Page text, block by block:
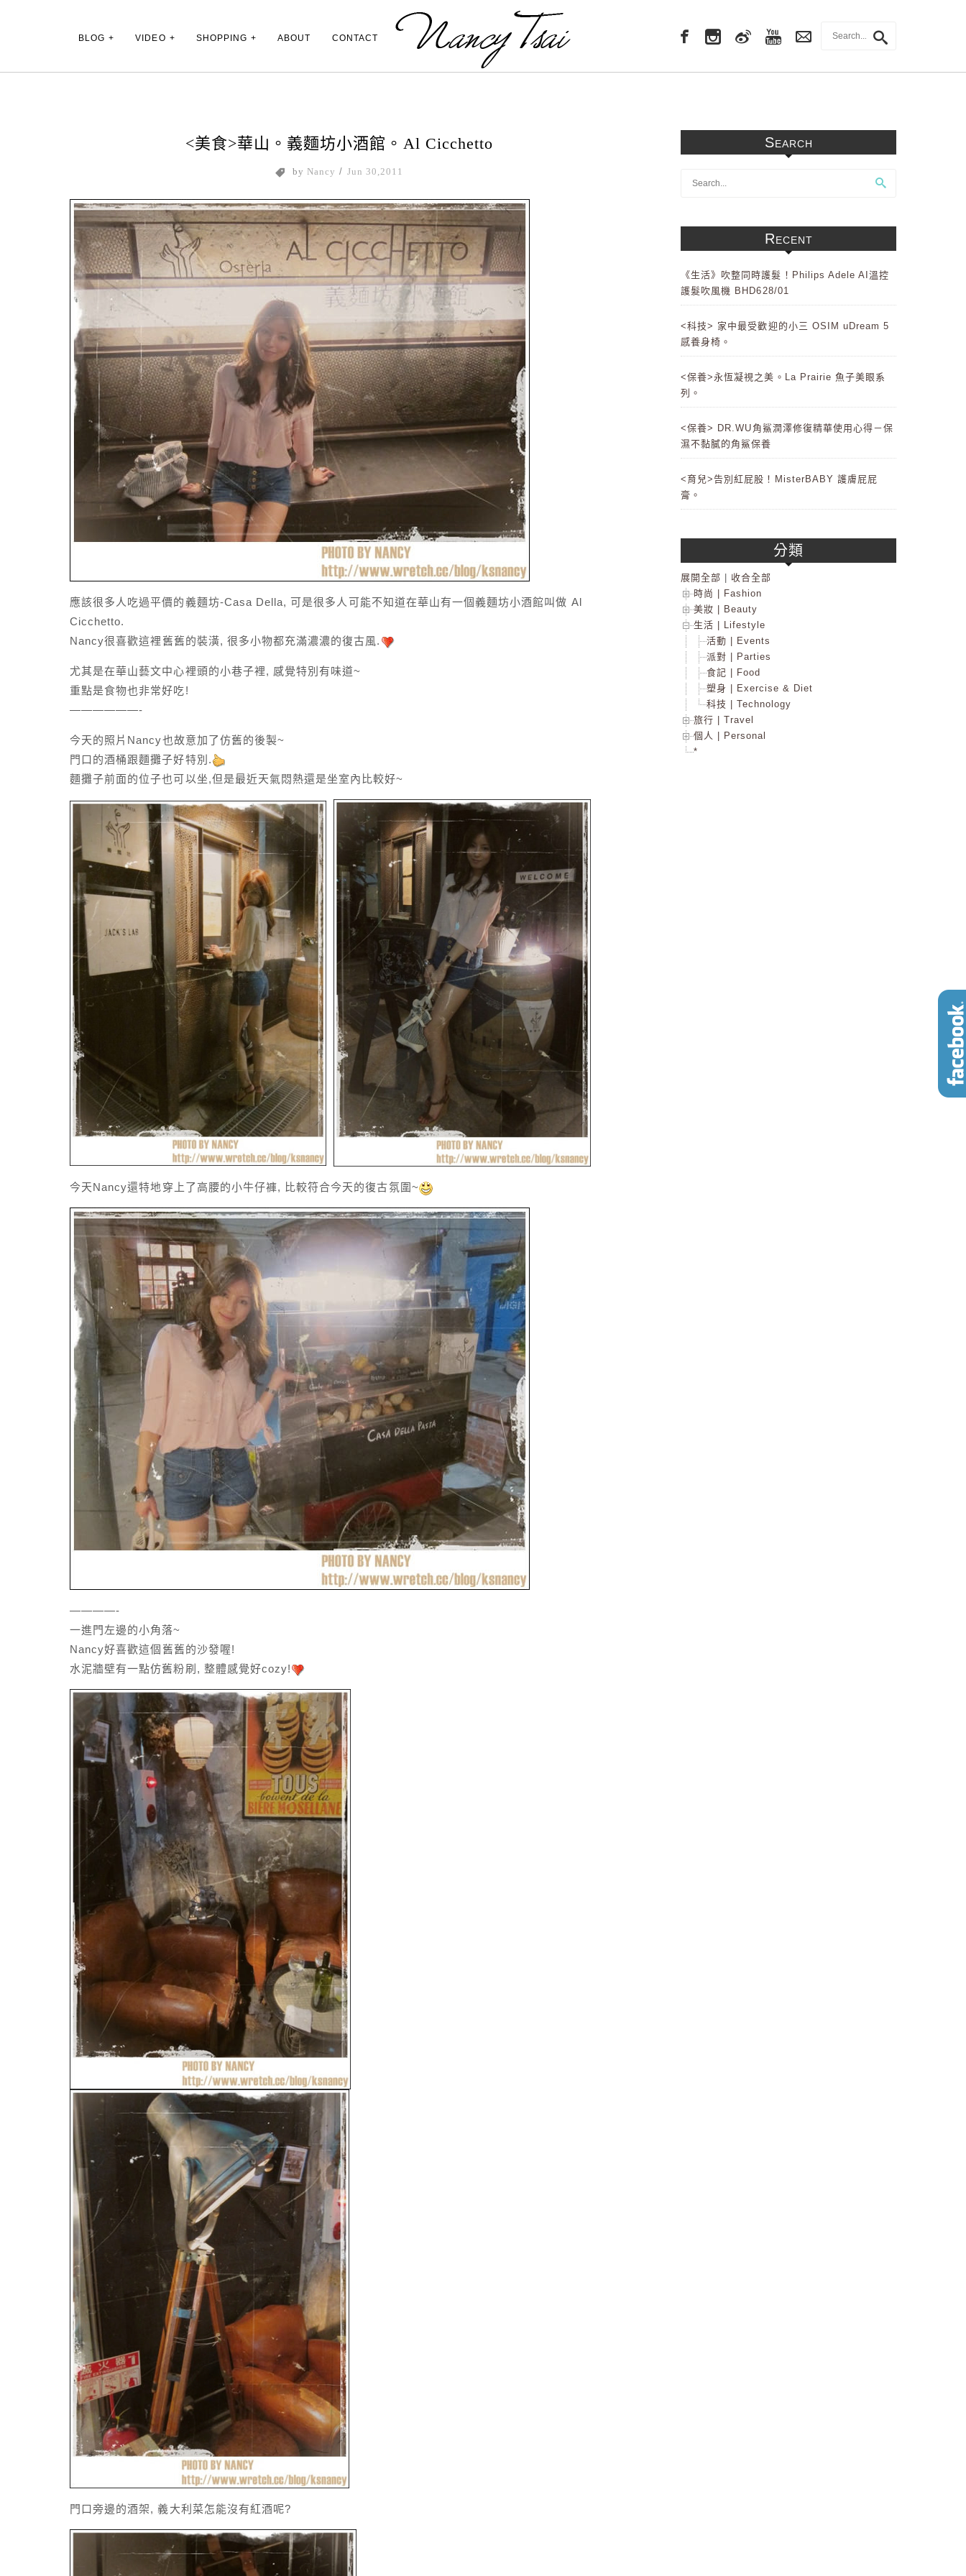
Main Menu
BLOG VIDEO SHOPPING ABOUT CONTACT
<美食>華山。義麵坊小酒館。Al Cicchetto
by Nancy / Jun 30,2011
應該很多人吃過平價的義麵坊-Casa Della, 可是很多人可能不知道在華山有一個義麵坊小酒館叫做 Al
Cicchetto.
Nancy很喜歡這裡舊舊的裝潢, 很多小物都充滿濃濃的復古風.
尤其是在華山藝文中心裡頭的小巷子裡, 感覺特別有味道~
重點是食物也非常好吃!
——————-
今天的照片Nancy也故意加了仿舊的後製~
門口的酒桶跟麵攤子好特別.
麵攤子前面的位子也可以坐,但是最近天氣悶熱還是坐室內比較好~
今天Nancy還特地穿上了高腰的小牛仔褲, 比較符合今天的復古氛圍~
————-
一進門左邊的小角落~
Nancy好喜歡這個舊舊的沙發喔!
水泥牆壁有一點仿舊粉刷, 整體感覺好cozy!
門口旁邊的酒架, 義大利菜怎能沒有紅酒呢?
Search
Recent
《生活》吹整同時護髮！Philips Adele AI溫控
護髮吹風機 BHD628/01
<科技> 家中最受歡迎的小三 OSIM uDream 5
感養身椅。
<保養>永恆凝視之美。La Prairie 魚子美眼系
列。
<保養> DR.WU角鯊潤澤修復精華使用心得－保
濕不黏膩的角鯊保養
<育兒>告別紅屁股！MisterBABY 護膚屁屁
膏。
分類
展開全部
收合全部
時尚 | Fashion
美妝 | Beauty
生活 | Lifestyle
活動 | Events
派對 | Parties
食記 | Food
塑身 | Exercise & Diet
科技 | Technology
旅行 | Travel
個人 | Personal
*